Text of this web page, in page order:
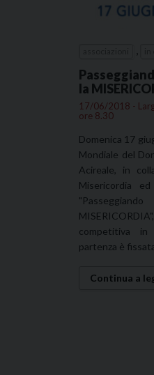
la
17/06/2018 -
ore 8.30
Domenica 17
Mondiale del
Acireale, in
Misericordia
competitiva
partenza è
Continua a